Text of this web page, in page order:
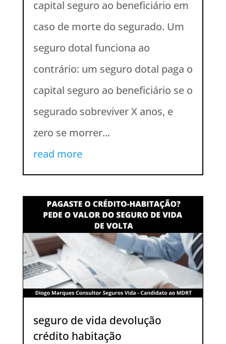
capital seguro ao beneficiário em
caso de morte do segurado. Um
seguro dotal funciona ao
contrário: um seguro dotal paga o
capital seguro ao beneficiário se o
segurado sobreviver X anos, e
zero se morrer...
read more
seguro de vida devolução
crédito habitação